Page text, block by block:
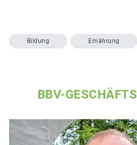
Bildung Ernährung
BBV-